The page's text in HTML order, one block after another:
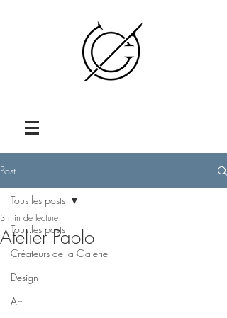
Post
Tous les posts
Créateurs de la Galerie
Design
Art
Tous les posts
Atelier Paolo
3 min de lecture